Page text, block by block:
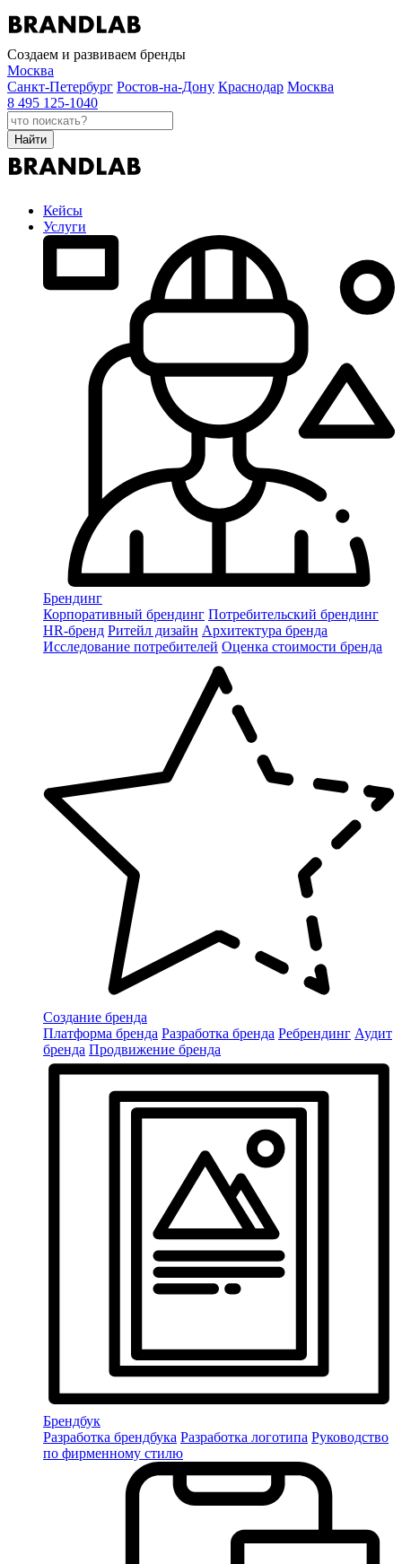
Создаем и развиваем бренды
Москва
Санкт-Петербург Ростов-на-Дону Краснодар Москва
8 495 125-1040
Найти
Кейсы
Услуги
Брендинг
Корпоративный брендинг Потребительский брендинг
НR-бренд Ритейл дизайн Архитектура бренда
Исследование потребителей Оценка стоимости бренда
Создание бренда
Платформа бренда Разработка бренда Ребрендинг Аудит
бренда Продвижение бренда
Брендбук
Разработка брендбука Разработка логотипа Руководство
по фирменному стилю